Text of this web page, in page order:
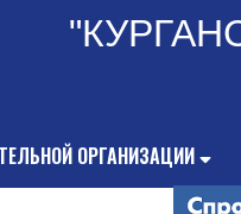
ОРГАНИЗАЦИИ